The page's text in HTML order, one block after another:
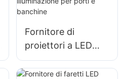
soccorso in caso di
Fornitore di
proiettori a LED
KML-FL05 da 300
W, illuminazione per